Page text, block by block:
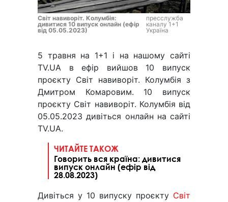
Світ навиворіт. Колумбія:
дивитися 10 випуск онлайн (ефір
від 05.05.2023)
пресслужба
каналу 1+1
Україна
5 травня на 1+1 і на нашому сайті
TV.UA в ефір вийшов 10 випуск
проєкту Світ навиворіт. Колумбія з
Дмитром Комаровим. 10 випуск
проєкту Світ навиворіт. Колумбія від
05.05.2023 дивіться онлайн на сайті
TV.UA.
ЧИТАЙТЕ ТАКОЖ
Говорить вся країна: дивитися
випуск онлайн (ефір від
28.08.2023)
Дивіться у 10 випуску проєкту Світ